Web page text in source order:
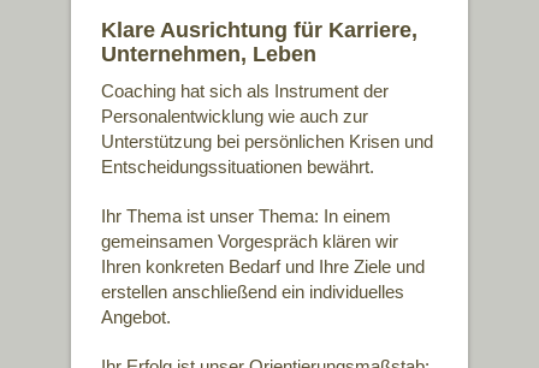
Klare Ausrichtung für Karriere,
Unternehmen, Leben
Coaching hat sich als Instrument der
Personalentwicklung wie auch zur
Unterstützung bei persönlichen Krisen und
Entscheidungssituationen bewährt.
Ihr Thema ist unser Thema: In einem
gemeinsamen Vorgespräch klären wir
Ihren konkreten Bedarf und Ihre Ziele und
erstellen anschließend ein individuelles
Angebot.